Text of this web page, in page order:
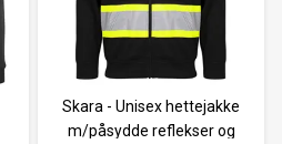
Skara - Unisex hettejakke
m/påsydde reflekser og